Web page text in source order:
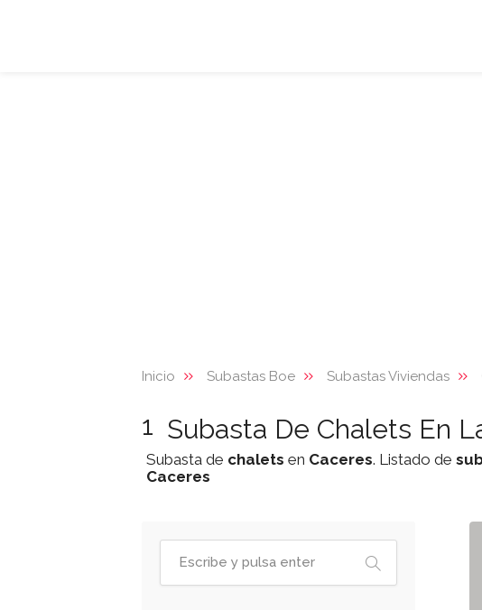
Inicio Subastas Boe Subastas Viviendas
1 Subasta De Chalets En
Subasta de chalets en Caceres. Listado de
Caceres